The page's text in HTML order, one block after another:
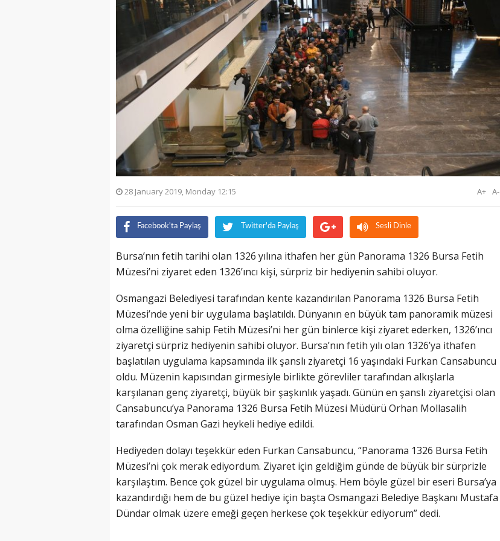
28 January 2019, Monday 12:15 A-
A+
Facebook'ta Paylaş Twitter'da Paylaş Sesli Dinle
Bursa’nın fetih tarihi olan 1326 yılına ithafen her gün Panorama 1326 Bursa Fetih
Müzesi’ni ziyaret eden 1326’ıncı kişi, sürpriz bir hediyenin sahibi oluyor.
Osmangazi Belediyesi tarafından kente kazandırılan Panorama 1326 Bursa Fetih
Müzesi’nde yeni bir uygulama başlatıldı. Dünyanın en büyük tam panoramik müzesi
olma özelliğine sahip Fetih Müzesi’ni her gün binlerce kişi ziyaret ederken, 1326’ıncı
ziyaretçi sürpriz hediyenin sahibi oluyor. Bursa’nın fetih yılı olan 1326’ya ithafen
başlatılan uygulama kapsamında ilk şanslı ziyaretçi 16 yaşındaki Furkan Cansabuncu
oldu. Müzenin kapısından girmesiyle birlikte görevliler tarafından alkışlarla
karşılanan genç ziyaretçi, büyük bir şaşkınlık yaşadı. Günün en şanslı ziyaretçisi olan
Cansabuncu’ya Panorama 1326 Bursa Fetih Müzesi Müdürü Orhan Mollasalih
tarafından Osman Gazi heykeli hediye edildi.
Hediyeden dolayı teşekkür eden Furkan Cansabuncu, “Panorama 1326 Bursa Fetih
Müzesi’ni çok merak ediyordum. Ziyaret için geldiğim günde de büyük bir sürprizle
karşılaştım. Bence çok güzel bir uygulama olmuş. Hem böyle güzel bir eseri Bursa’ya
kazandırdığı hem de bu güzel hediye için başta Osmangazi Belediye Başkanı Mustafa
Dündar olmak üzere emeği geçen herkese çok teşekkür ediyorum” dedi.